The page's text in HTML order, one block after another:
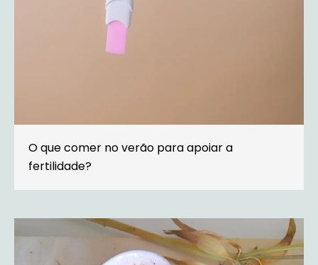
O que comer no verão para apoiar a
fertilidade?